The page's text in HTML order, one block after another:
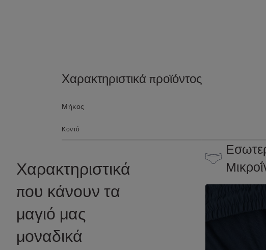
Χαρακτηριστικά προϊόντος
Μήκος
Κοντό
Χαρακτηριστικά
που κάνουν τα
μαγιό μας
μοναδικά